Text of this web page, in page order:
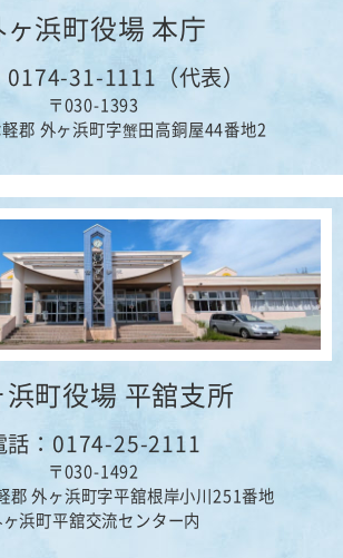
ヶ浜町役場 本庁
0174-31-1111（代表）
〒030-1393
郡 外ヶ浜町字蟹田高銅屋44番地2
町役場 平舘支所
話：0174-25-2111
〒030-1492
郡 外ヶ浜町字平舘根岸小川251番地
浜町平舘交流センター内